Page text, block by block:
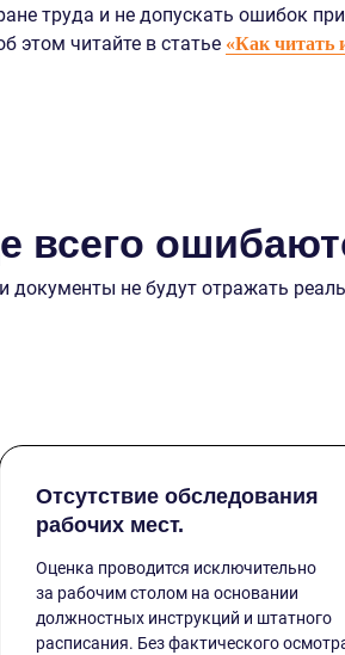
труда и не допускать ошибок
этом читайте в статье «Как читать
всего
документы не будут отражать
Отсутствие обследования
рабочих мест.
Оценка проводится исключительно
за рабочим столом на основании
должностных инструкций и штатного
расписания. Без фактического